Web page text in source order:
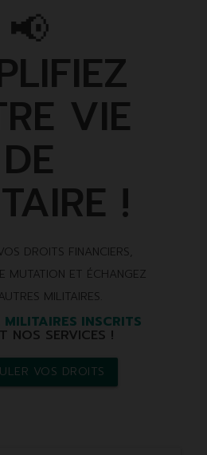
📢
VIE
DE
!
DROITS FINANCIERS,
MUTATION ET ÉCHANGEZ
MILITAIRES.
INSCRITS
NOS SERVICES !
VOS DROITS